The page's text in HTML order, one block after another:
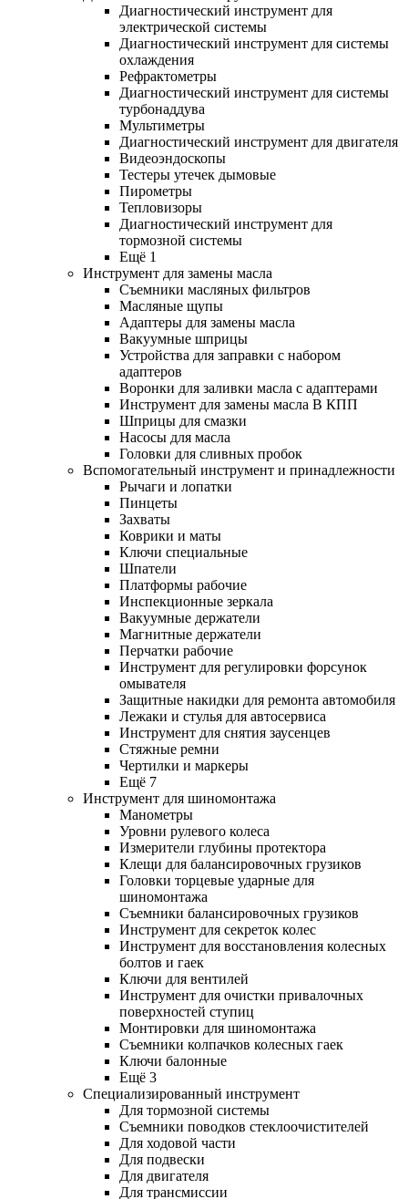
Диагностический инструмент для
электрической системы
Диагностический инструмент для системы
охлаждения
Рефрактометры
Диагностический инструмент для системы
турбонаддува
Мультиметры
Диагностический инструмент для двигателя
Видеоэндоскопы
Тестеры утечек дымовые
Пирометры
Тепловизоры
Диагностический инструмент для
тормозной системы
Ещё 1
Инструмент для замены масла
Съемники масляных фильтров
Масляные щупы
Адаптеры для замены масла
Вакуумные шприцы
Устройства для заправки с набором
адаптеров
Воронки для заливки масла с адаптерами
Инструмент для замены масла В КПП
Шприцы для смазки
Насосы для масла
Головки для сливных пробок
Вспомогательный инструмент и принадлежности
Рычаги и лопатки
Пинцеты
Захваты
Коврики и маты
Ключи специальные
Шпатели
Платформы рабочие
Инспекционные зеркала
Вакуумные держатели
Магнитные держатели
Перчатки рабочие
Инструмент для регулировки форсунок
омывателя
Защитные накидки для ремонта автомобиля
Лежаки и стулья для автосервиса
Инструмент для снятия заусенцев
Стяжные ремни
Чертилки и маркеры
Ещё 7
Инструмент для шиномонтажа
Манометры
Уровни рулевого колеса
Измерители глубины протектора
Клещи для балансировочных грузиков
Головки торцевые ударные для
шиномонтажа
Съемники балансировочных грузиков
Инструмент для секреток колес
Инструмент для восстановления колесных
болтов и гаек
Ключи для вентилей
Инструмент для очистки привалочных
поверхностей ступиц
Монтировки для шиномонтажа
Съемники колпачков колесных гаек
Ключи балонные
Ещё 3
Специализированный инструмент
Для тормозной системы
Съемники поводков стеклоочистителей
Для ходовой части
Для подвески
Для двигателя
Для трансмиссии